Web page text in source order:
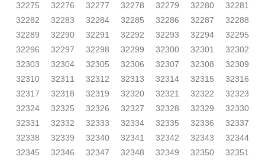
32275
32276 32277 32278 32279 32280
32281
32282
32283 32284 32285 32286 32287
32288
32289
32290 32291 32292 32293 32294
32295
32296
32297 32298 32299 32300 32301
32302
32303
32304 32305 32306 32307 32308
32309
32310
32311 32312 32313 32314 32315
32316
32317
32318 32319 32320 32321 32322
32323
32324
32325 32326 32327 32328 32329
32330
32331
32332 32333 32334 32335 32336
32337
32338
32339 32340 32341 32342 32343
32344
32345
32346 32347 32348 32349 32350
32351